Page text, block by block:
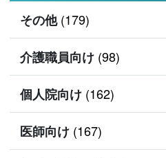
その他(179)
介護職員向け (98)
個人院向け (162)
医師向け (167)